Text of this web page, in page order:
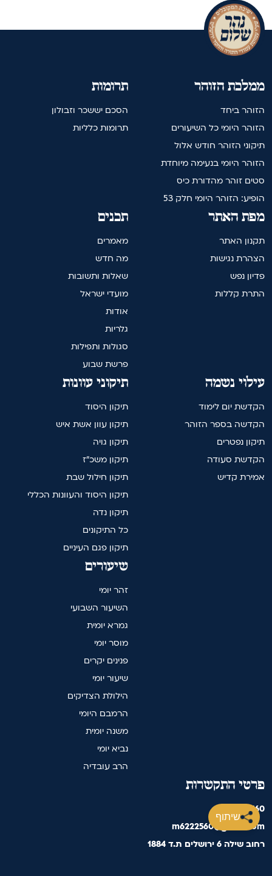
שיתוף
תרומות
הסכם יששכר וזבולון
תרומות כלליות
ממלכת הזוהר
הזוהר ביחד
הזוהר היומי כל השיעורים
תיקוני הזוהר חודש אלול
הזוהר היומי בנעימה מיוחדת
סטים זוהר מהדורת כיס
הופיע: הזוהר היומי חלק 53
תכנים
מאמרים
מה חדש
שאלות ותשובות
מועדי ישראל
אודות
גלריות
סגולות ותפילות
פרשת שבוע
מפת האתר
תקנון האתר
הצהרת נגישות
פדיון נפש
התרת קללות
תיקוני עוונות
תיקון היסוד
תיקון עוון אשת איש
תיקון גויה
תיקון משכ"ז
תיקון חילול שבת
תיקון היסוד והעוונות הכללי
תיקון נדה
כל התיקונים
תיקון פגם העיניים
עילוי נשמה
הקדשת יום לימוד
הקדשה בספר הזוהר
תיקון נפטרים
הקדשת סעודה
אמירת קדיש
שיעורים
זהר יומי
השיעור השבועי
גמרא יומית
מוסר יומי
פנינים יקרים
שיעור יומי
הילולת הצדיקים
הרמבם היומי
משנה יומית
נביא יומי
הרב עובדיה
פרטי התקשרות
02-622-2560
m6222560@gmail.com
רחוב שילה 6 ירושלים ת.ד 1884